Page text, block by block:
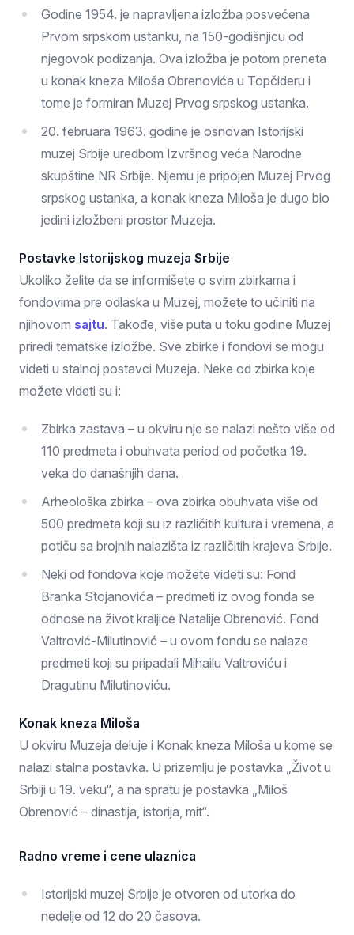
Godine 1954. je napravljena izložba posvećena
Prvom srpskom ustanku, na 150-godišnjicu od
njegovok podizanja. Ova izložba je potom preneta
u konak kneza Miloša Obrenovića u Topčideru i
tome je formiran Muzej Prvog srpskog ustanka.
20. februara 1963. godine je osnovan Istorijski
muzej Srbije uredbom Izvršnog veća Narodne
skupštine NR Srbije. Njemu je pripojen Muzej Prvog
srpskog ustanka, a konak kneza Miloša je dugo bio
jedini izložbeni prostor Muzeja.
Postavke Istorijskog muzeja Srbije
Ukoliko želite da se informišete o svim zbirkama i
fondovima pre odlaska u Muzej, možete to učiniti na
njihovom sajtu. Takođe, više puta u toku godine Muzej
priredi tematske izložbe. Sve zbirke i fondovi se mogu
videti u stalnoj postavci Muzeja. Neke od zbirka koje
možete videti su i:
Zbirka zastava – u okviru nje se nalazi nešto više od
110 predmeta i obuhvata period od početka 19.
veka do današnjih dana.
Arheološka zbirka – ova zbirka obuhvata više od
500 predmeta koji su iz različitih kultura i vremena, a
potiču sa brojnih nalazišta iz različitih krajeva Srbije.
Neki od fondova koje možete videti su: Fond
Branka Stojanovića – predmeti iz ovog fonda se
odnose na život kraljice Natalije Obrenović. Fond
Valtrović-Milutinović – u ovom fondu se nalaze
predmeti koji su pripadali Mihailu Valtroviću i
Dragutinu Milutinoviću.
Konak kneza Miloša
U okviru Muzeja deluje i Konak kneza Miloša u kome se
nalazi stalna postavka. U prizemlju je postavka „Život u
Srbiji u 19. veku“, a na spratu je postavka „Miloš
Obrenović – dinastija, istorija, mit“.
Radno vreme i cene ulaznica
Istorijski muzej Srbije je otvoren od utorka do
nedelje od 12 do 20 časova.